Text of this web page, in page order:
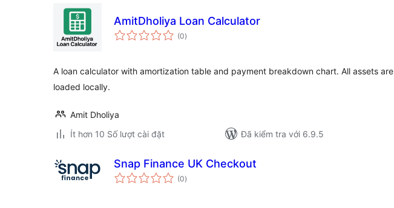
AmitDholiya Loan Calculator
(0tổng
đánh
)
A loan calculator with amortization table and payment breakdown chart. All assets are
loaded locally.
Amit Dholiya
Ít hơn 10 Số lượt cài đặt
Đã kiểm tra với 6.9.5
Snap Finance UK Checkout
(0tổng
đánh
)